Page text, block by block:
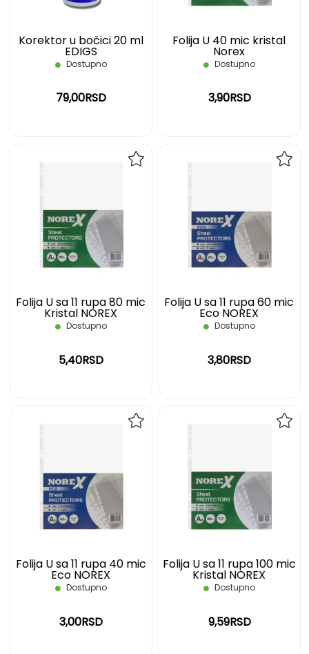
Korektor u bočici 20 ml
EDIGS
Dostupno
79,00RSD
Folija U 40 mic kristal
Norex
Dostupno
3,90RSD
Folija U sa 11 rupa 80 mic
Kristal NOREX
Dostupno
5,40RSD
Folija U sa 11 rupa 60 mic
Eco NOREX
Dostupno
3,80RSD
Folija U sa 11 rupa 40 mic
Eco NOREX
Dostupno
3,00RSD
Folija U sa 11 rupa 100 mic
Kristal NOREX
Dostupno
9,59RSD